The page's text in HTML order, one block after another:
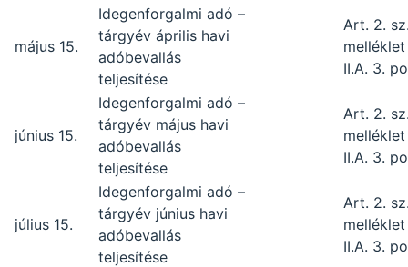
május 15.
Idegenforgalmi adó –
tárgyév április havi
adóbevallás
teljesítése
Art. 2.
melléklet
II.A. 3.
június 15.
Idegenforgalmi adó –
tárgyév május havi
adóbevallás
teljesítése
Art. 2.
melléklet
II.A. 3.
július 15.
Idegenforgalmi adó –
tárgyév június havi
adóbevallás
teljesítése
Art. 2.
melléklet
II.A. 3.